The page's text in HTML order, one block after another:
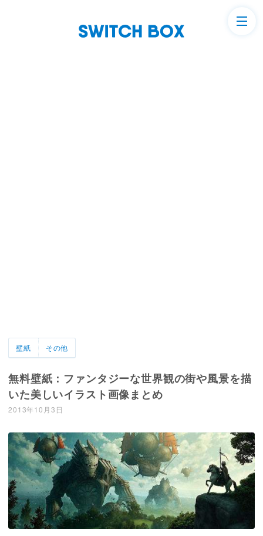
壁紙 その他
無料壁紙：ファンタジーな世界観の街や風景を描
いた美しいイラスト画像まとめ
2013年10月3日